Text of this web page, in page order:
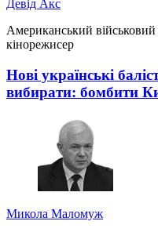
Девід Акс
Американський
кінорежисер
Нові українські
вибирати: бомбити
Микола Маломуж